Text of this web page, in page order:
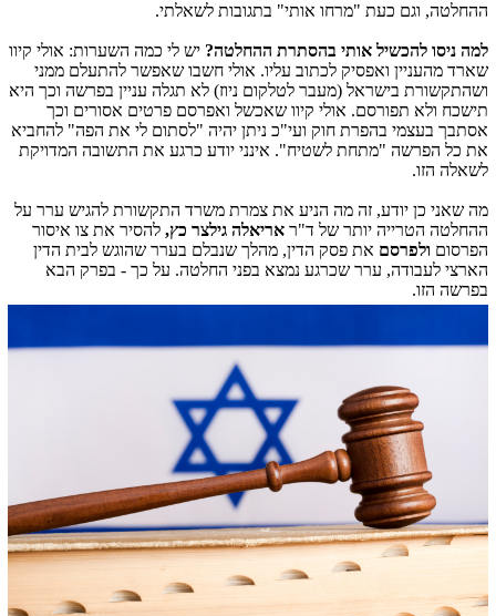
ההחלטה, וגם כעת "מרחו אותי" בתגובות לשאלתי.
למה ניסו להכשיל אותי בהסתרת ההחלטה? יש לי כמה השערות: אולי קיוו
שארד מהעניין ואפסיק לכתוב עליו. אולי חשבו שאפשר להתעלם ממני
ושהתקשורת בישראל (מעבר לטלקום ניוז) לא תגלה עניין בפרשה וכך היא
תישכח ולא תפורסם. אולי קיוו שאכשל ואפרסם פרטים אסורים וכך
אסתבך בעצמי בהפרת חוק ועי"כ ניתן יהיה "לסתום לי את הפה" להחביא
את כל הפרשה "מתחת לשטיח". אינני יודע כרגע את התשובה המדויקת
לשאלה הזו.
מה שאני כן יודע, זה מה הניע את צמרת משרד התקשורת להגיש ערר על
ההחלטה הטרייה יותר של ד"ר אריאלה גילצר כץ, להסיר את צו איסור
הפרסום ולפרסם את פסק הדין, מהלך שנבלם בערר שהוגש לבית הדין
הארצי לעבודה, ערר שכרגע נמצא בפני החלטה. על כך - בפרק הבא
בפרשה הזו.